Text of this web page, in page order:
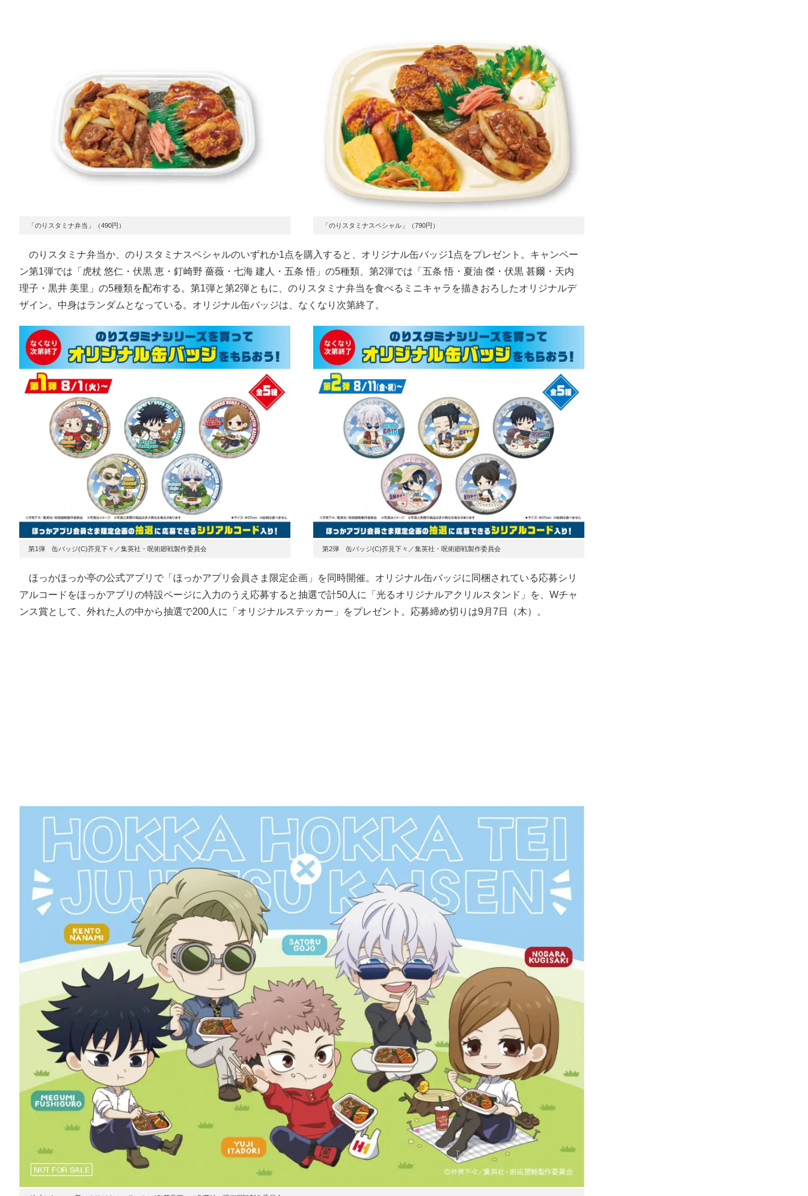
「のりスタミナ弁当」（490円） 「のりスタミナスペシャル」（790円）
のりスタミナ弁当か、のりスタミナスペシャルのいずれか1点を購入すると、オリジナル缶バッジ1点をプレゼント。キャンペー
ン第1弾では「虎杖 悠仁・伏黒 恵・釘崎野 薔薇・七海 建人・五条 悟」の5種類、第2弾では「五条 悟・夏油 傑・伏黒 甚爾・天内
理子・黒井 美里」の5種類を配布する。第1弾と第2弾ともに、のりスタミナ弁当を食べるミニキャラを描きおろしたオリジナルデ
ザイン。中身はランダムとなっている。オリジナル缶バッジは、なくなり次第終了。
第1弾 缶バッジ(C)芥見下々／集英社・呪術廻戦製作委員会 第2弾 缶バッジ(C)芥見下々／集英社・呪術廻戦製作委員会
ほっかほっか亭の公式アプリで「ほっかアプリ会員さま限定企画」を同時開催。オリジナル缶バッジに同梱されている応募シリ
アルコードをほっかアプリの特設ページに入力のうえ応募すると抽選で計50人に「光るオリジナルアクリルスタンド」を、Wチャ
ンス賞として、外れた人の中から抽選で200人に「オリジナルステッカー」をプレゼント。応募締め切りは9月7日（木）。